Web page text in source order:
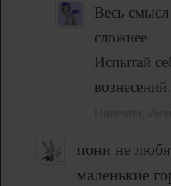
Весь
сложнее.
Испытай
пони не
маленькие